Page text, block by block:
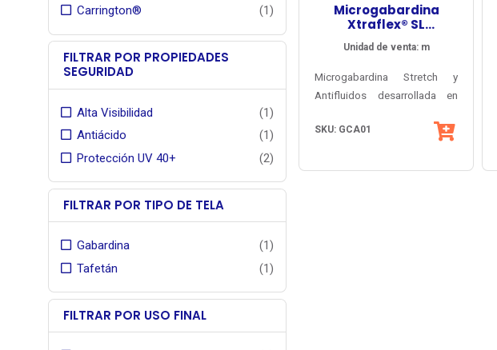
Carrington®
(1)
FILTRAR POR PROPIEDADES
SEGURIDAD
Alta Visibilidad
(1)
Antiácido
(1)
Protección UV 40+
(2)
FILTRAR POR TIPO DE TELA
Gabardina
(1)
Tafetán
(1)
FILTRAR POR USO FINAL
Microgabardina
Xtraflex® SL
Antifluidos
Unidad de venta: m
Microgabardina Stretch y
Antifluidos desarrollada en
el mercado profesional
salud. Certificado OEKO-
SKU: GCA01